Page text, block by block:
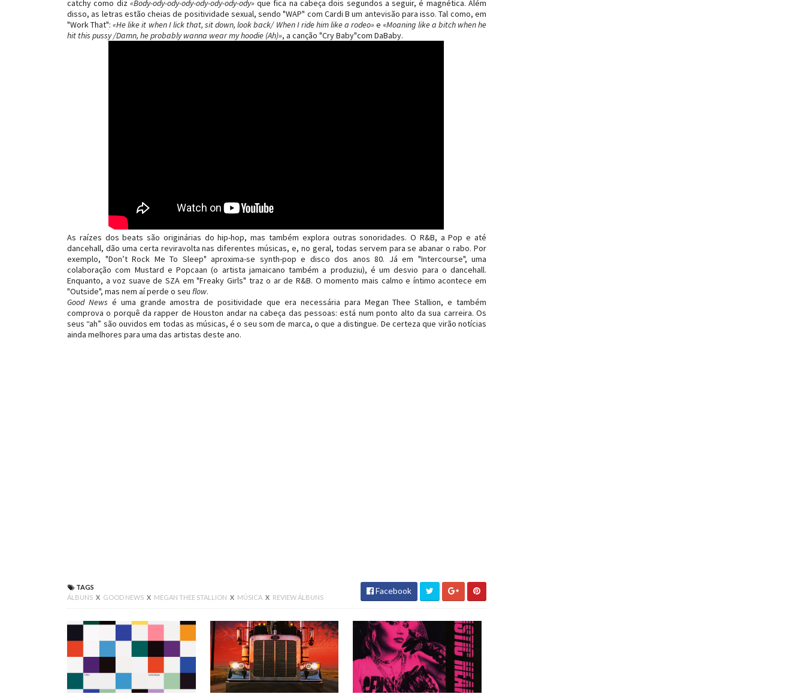
catchy como diz «Body-ody-ody-ody-ody-ody-ody-ody»que fica na cabeça dois segundos a seguir, é magnética. Além
disso, as letras estão cheias de positividade sexual, sendo "WAP" com Cardi B um antevisão para isso.Tal como, em
"Work That":«He like it when I lick that, sit down, look back/ When I ride him like a rodeo»e «Moaning like a bitch when he
hit this pussy /Damn, he probably wanna wear my hoodie (Ah)», a canção "Cry Baby"com DaBaby.
As raízes dos beats são originárias do hip-hop, mas também explora outras sonoridades. O R&B, a Pop e até
dancehall, dão uma certa reviravolta nas diferentes músicas, e, no geral, todas servem para se abanar o rabo. Por
exemplo, "Don’t Rock Me To Sleep" aproxima-se synth-pop e disco dos anos 80. Já em "Intercourse", uma
colaboração com Mustard e Popcaan (o artista jamaicano também a produziu), é um desvio para o dancehall.
Enquanto, a voz suave de SZA em "Freaky Girls" traz o ar de R&B. O momento mais calmo e íntimo acontece em
"Outside", mas nem aí perde o seu flow.
Good News é uma grande amostra de positividade que era necessária para Megan Thee Stallion, e também
comprova o porquê da rapper de Houston andar na cabeça das pessoas: está num ponto alto da sua carreira. Os
seus “ah” são ouvidos em todas as músicas, é o seu som de marca, o que a distingue. De certeza que virão notícias
ainda melhores para uma das artistas deste ano.
TAGS
ÁLBUNS X GOOD NEWS X MEGAN THEE STALLION X MÚSICA X REVIEW ÁLBUNS
Facebook